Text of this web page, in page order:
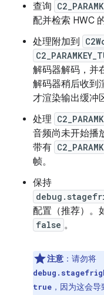
查询
配并检索 HWC
处理附加到
解码器解码，并
解码器稍后收到
才渲染输出缓冲
处理
音频尚未开始播
带有
帧。
保持
配置（推荐）。
false 。
注意 ：请勿将
true ，因为这会